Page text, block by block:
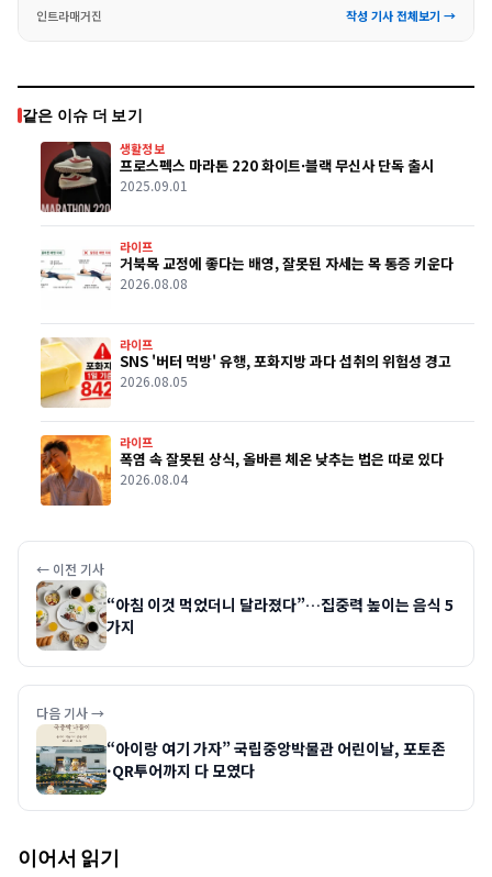
인트라매거진 작성 기사 전체보기 →
같은 이슈 더 보기
생활정보
프로스펙스 마라톤 220 화이트·블랙 무신사 단독 출시
2025.09.01
라이프
거북목 교정에 좋다는 배영, 잘못된 자세는 목 통증 키운다
2026.08.08
라이프
SNS '버터 먹방' 유행, 포화지방 과다 섭취의 위험성 경고
2026.08.05
라이프
폭염 속 잘못된 상식, 올바른 체온 낮추는 법은 따로 있다
2026.08.04
← 이전 기사
“아침 이것 먹었더니 달라졌다”…집중력 높이는 음식 5
가지
다음 기사 →
“아이랑 여기 가자” 국립중앙박물관 어린이날, 포토존
·QR투어까지 다 모였다
이어서 읽기